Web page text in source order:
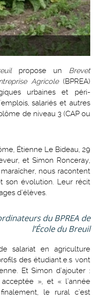
propose un Brevet
Agricole(BPREA)
urbaines et péri-
salariés et autres
de niveau 3 (CAP ou
Étienne Le Bideau, 29
et Simon Ronceray,
nous racontent
son évolution. Leur récit
d’élèves.
du BPREA de
l’École du Breuil
salariat en agriculture
des étudiant.e.s vont
Et Simon d’ajouter :
», et « l’année
le rural c’est